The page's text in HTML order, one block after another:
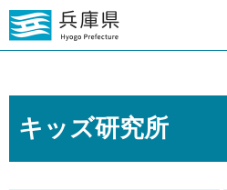
キッズ研究所